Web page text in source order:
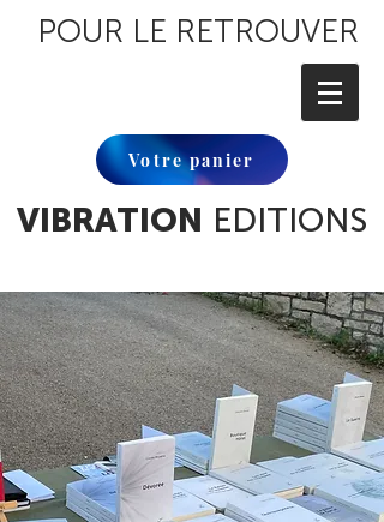
POUR LE RETROUVER
Votre panier
VIBRATION EDITIONS